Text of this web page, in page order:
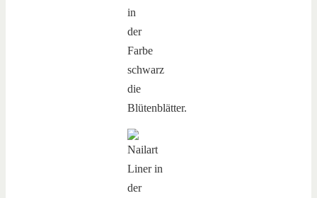
in
der
Farbe
schwarz
die
Blütenblätter.